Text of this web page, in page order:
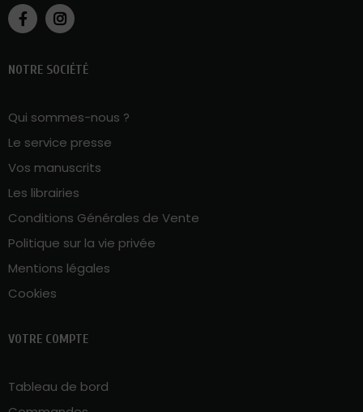
NOTRE SOCIÉTÉ
Qui sommes-nous ?
Le service presse
Vos manuscrits
Les librairies
Conditions Générales de Vente
Politique sur la vie privée
Mentions légales
Cookies
VOTRE COMPTE
Tableau de bord